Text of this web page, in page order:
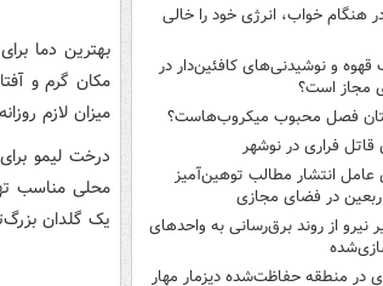
هنگام خواب، انرژی خود را خالی
قهوه و نوشیدنی‌های کافئین‌دار در
مجاز است؟
فصل محبوب میکروب‌هاست؟
فراری در نوشهر
انتشار مطالب توهین‌آمیز
اربعین در فضای مجازی
نیرو از روند برق‌رسانی به واحدهای
در منطقه حفاظت‌شده دیزمار مهار
مکان گرم و
میزان لازم
درخت لیمو
محلی مناسب
یک گلدان